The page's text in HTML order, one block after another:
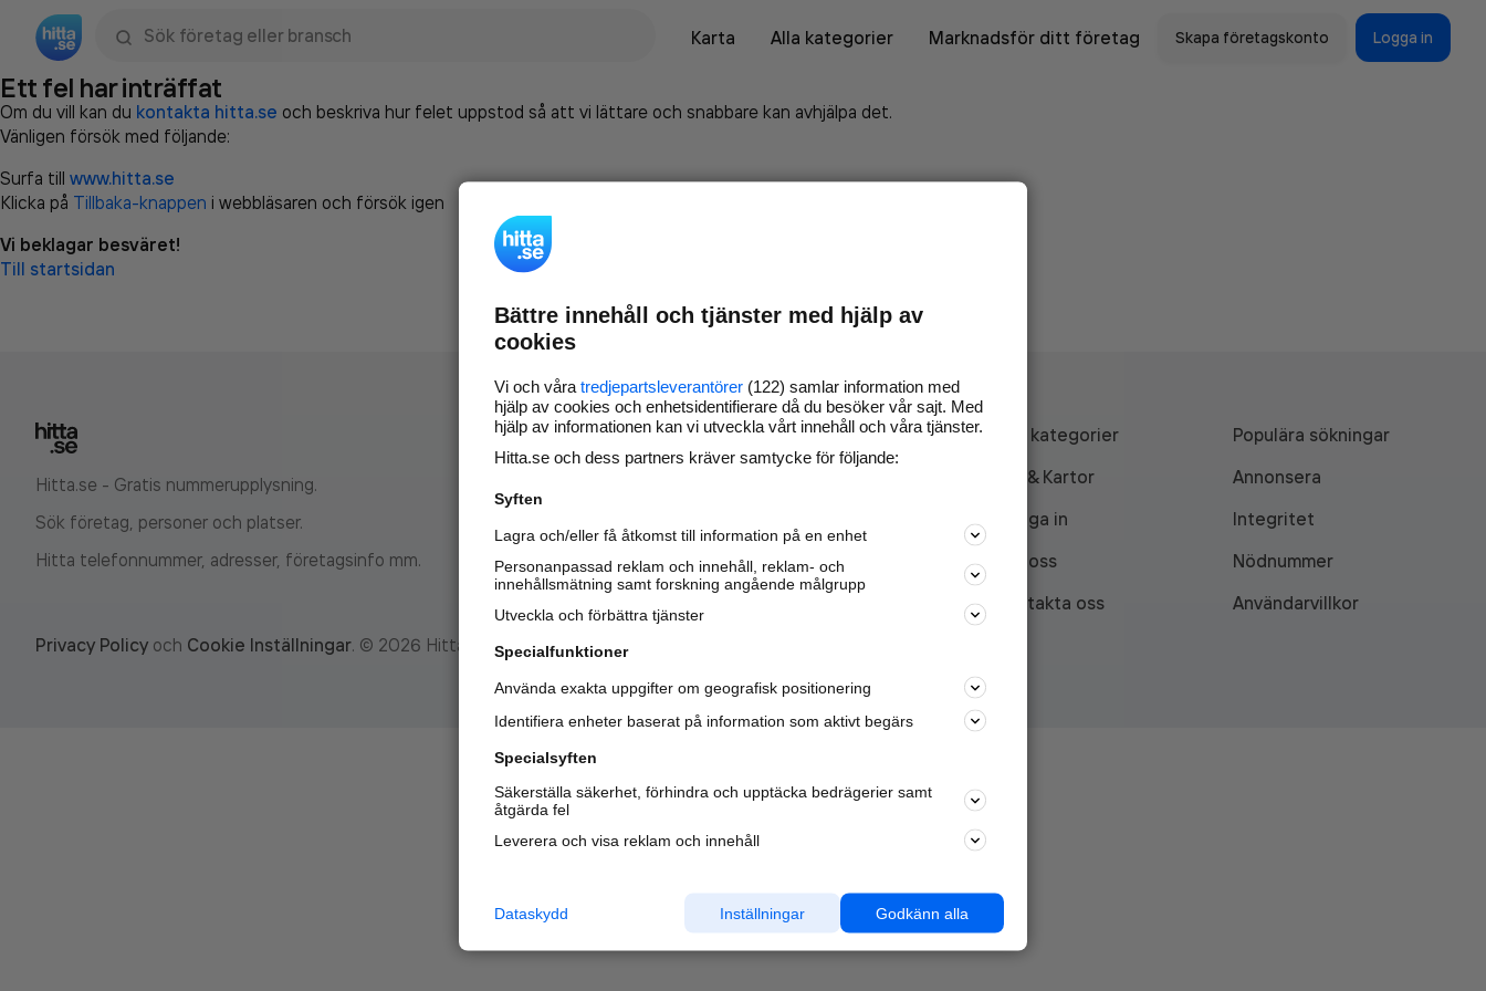
Karta
Alla kategorier Marknadsför ditt företag Skapa företagskonto Logga in
Ett fel har inträffat
Om du vill kan du kontakta hitta.se och beskriva hur felet uppstod så att vi lättare och snabbare kan avhjälpa det.
Vänligen försök med följande:
Surfa till www.hitta.se
Klicka på Tillbaka-knappen i webbläsaren och försök igen
Vi beklagar besväret!
Till startsidan
Hitta.se - Gratis nummerupplysning.
Sök företag, personer och platser.
Hitta telefonnummer, adresser, företagsinfo mm.
Marknadsför företaget på
nya kunder och
samarbetspartners nära dig.
Läs mer här
Alla kategorier
Populära sökningar
API & Kartor
Annonsera
Logga in
Integritet
Om oss
Nödnummer
Kontakta oss
Användarvillkor
Privacy Policy och Cookie Inställningar. © 2026 Hitta.se
Bättre innehåll och tjänster med hjälp av
cookies
Vi och våra tredjepartsleverantörer (122) samlar information med
hjälp av cookies och enhetsidentifierare då du besöker vår sajt. Med
hjälp av informationen kan vi utveckla vårt innehåll och våra tjänster.
Hitta.se och dess partners kräver samtycke för följande:
Syften
Lagra och/eller få åtkomst till information på en enhet
Personanpassad reklam och innehåll, reklam- och
innehållsmätning samt forskning angående målgrupp
Utveckla och förbättra tjänster
Specialfunktioner
Använda exakta uppgifter om geografisk positionering
Identifiera enheter baserat på information som aktivt begärs
Specialsyften
Säkerställa säkerhet, förhindra och upptäcka bedrägerier samt
åtgärda fel
Leverera och visa reklam och innehåll
Godkänn alla
Inställningar
Dataskydd